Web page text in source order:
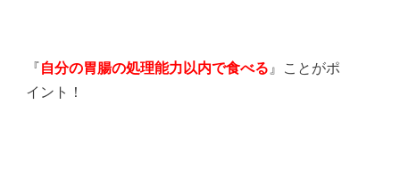
『自分の胃腸の処理能力以内で食べる 』ことがポ
イント！